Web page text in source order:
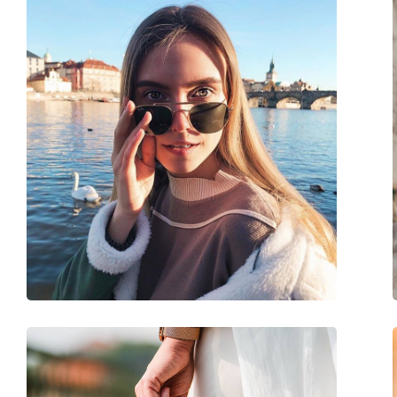
Kategorie:
Sonnenbrillen
Marke:
Polaroid
Verwendung:
Mode
Code:
PLD 2075/S/X 807